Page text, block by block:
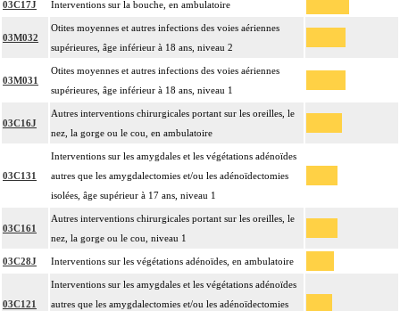
03C17J Interventions sur la bouche, en ambulatoire
03M032
Otites moyennes et autres infections des voies aériennes
supérieures, âge inférieur à 18 ans, niveau 2
03M031
Otites moyennes et autres infections des voies aériennes
supérieures, âge inférieur à 18 ans, niveau 1
03C16J
Autres interventions chirurgicales portant sur les oreilles, le
nez, la gorge ou le cou, en ambulatoire
03C131
Interventions sur les amygdales et les végétations adénoïdes
autres que les amygdalectomies et/ou les adénoïdectomies
isolées, âge supérieur à 17 ans, niveau 1
03C161
Autres interventions chirurgicales portant sur les oreilles, le
nez, la gorge ou le cou, niveau 1
03C28J Interventions sur les végétations adénoïdes, en ambulatoire
03C121
Interventions sur les amygdales et les végétations adénoïdes
autres que les amygdalectomies et/ou les adénoïdectomies